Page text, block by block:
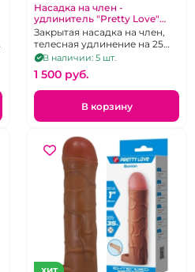
Насадка на член -
удлинитель "Pretty Love"
Nile
Закрытая насадка на член,
телесная удлинение на 25
ммВ наличии: 5 шт.
1 500 pуб.
В корзину